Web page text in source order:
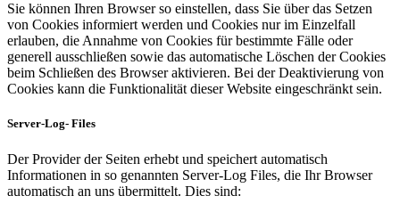
Sie können Ihren Browser so einstellen, dass Sie über das Setzen
von Cookies informiert werden und Cookies nur im Einzelfall
erlauben, die Annahme von Cookies für bestimmte Fälle oder
generell ausschließen sowie das automatische Löschen der Cookies
beim Schließen des Browser aktivieren. Bei der Deaktivierung von
Cookies kann die Funktionalität dieser Website eingeschränkt sein.
Server-Log- Files
Der Provider der Seiten erhebt und speichert automatisch
Informationen in so genannten Server-Log Files, die Ihr Browser
automatisch an uns übermittelt. Dies sind: